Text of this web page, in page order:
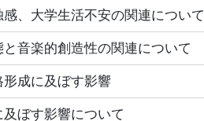
、大学生活不安の関連について
音楽的創造性の関連について
成に及ぼす影響
ぼす影響について